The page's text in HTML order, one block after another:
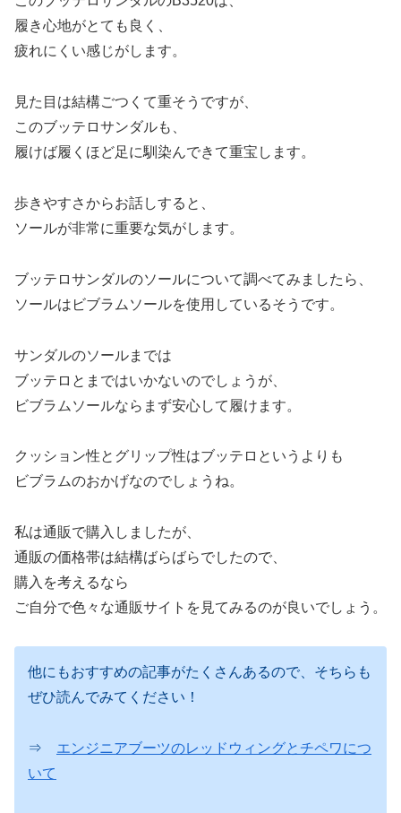
履き心地がとても良く、
疲れにくい感じがします。
見た目は結構ごつくて重そうですが、
このブッテロサンダルも、
履けば履くほど足に馴染んできて重宝します。
歩きやすさからお話しすると、
ソールが非常に重要な気がします。
ブッテロサンダルのソールについて調べてみましたら、
ソールはビブラムソールを使用しているそうです。
サンダルのソールまでは
ブッテロとまではいかないのでしょうが、
ビブラムソールならまず安心して履けます。
クッション性とグリップ性はブッテロというよりも
ビブラムのおかげなのでしょうね。
私は通販で購入しましたが、
通販の価格帯は結構ばらばらでしたので、
購入を考えるなら
ご自分で色々な通販サイトを見てみるのが良いでしょう。
他にもおすすめの記事がたくさんあるので、そちらも
ぜひ読んでみてください！
⇒ エンジニアブーツのレッドウィングとチペワにつ
いて